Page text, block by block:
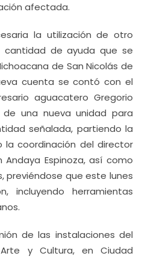
afectada.
la utilización de otro
de ayuda que se
de San Nicolás de
cuenta se contó con el
aguacatero Gregorio
de una nueva unidad para
señalada, partiendo la
la coordinación del director
Andaya Espinoza, así como
previéndose que este lunes
incluyendo herramientas
de las instalaciones del
y Cultura, en Ciudad